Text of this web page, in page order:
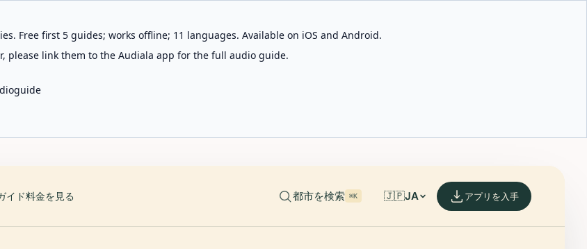
Free first 5 guides; works offline; 11 languages. Available on iOS and Android.
please link them to the Audiala app for the full audio guide.
イド料金を見る 都市を検索 ⌘K 🇯🇵JA アプリを入手